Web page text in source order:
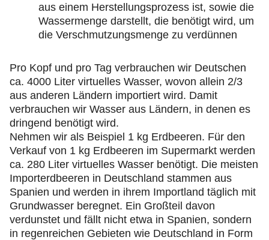
aus einem Herstellungsprozess ist, sowie die
Wassermenge darstellt, die benötigt wird, um
die Verschmutzungsmenge zu verdünnen
Pro Kopf und pro Tag verbrauchen wir Deutschen
ca. 4000 Liter virtuelles Wasser, wovon allein 2/3
aus anderen Ländern importiert wird. Damit
verbrauchen wir Wasser aus Ländern, in denen es
dringend benötigt wird.
Nehmen wir als Beispiel 1 kg Erdbeeren. Für den
Verkauf von 1 kg Erdbeeren im Supermarkt werden
ca. 280 Liter virtuelles Wasser benötigt. Die meisten
Importerdbeeren in Deutschland stammen aus
Spanien und werden in ihrem Importland täglich mit
Grundwasser beregnet. Ein Großteil davon
verdunstet und fällt nicht etwa in Spanien, sondern
in regenreichen Gebieten wie Deutschland in Form